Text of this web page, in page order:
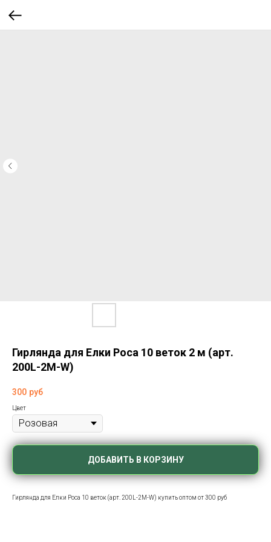
Гирлянда для Елки Роса 10 веток 2 м (арт.
200L-2M-W)
300 руб
Цвет
ДОБАВИТЬ В КОРЗИНУ
Гирлянда для Елки Роса 10 веток (арт. 200L-2M-W) купить оптом от 300 руб